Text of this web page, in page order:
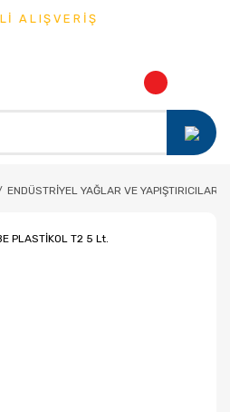
ENDÜSTRİYEL YAĞLAR VE YAPIŞTIRICILAR